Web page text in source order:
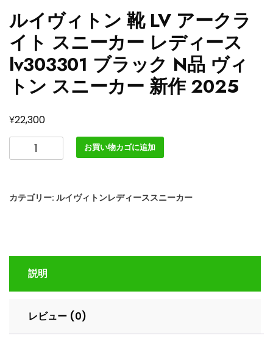
ルイヴィトン 靴 LV アークラ
イト スニーカー レディース
lv303301 ブラック N品 ヴィ
トン スニーカー 新作 2025
¥22,300
イ
ト
ア
ク
ト
お買い物カゴに追加
カテゴリー: ルイヴィトンレディーススニーカー
説明
レビュー (0)